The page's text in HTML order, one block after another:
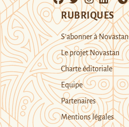
RUBRIQUES
S’abonner à Novastan
Le projet Novastan
Charte éditoriale
Equipe
Partenaires
Mentions légales